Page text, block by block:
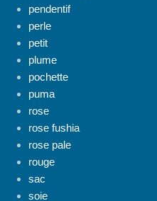
pendentif
perle
petit
plume
pochette
puma
rose
rose fushia
rose pale
rouge
sac
soie